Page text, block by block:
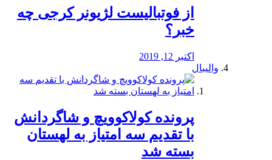
از فوتبالیست لژیونر کرجی چه
خبر؟
اکتبر 12, 2019
والیبال
پرونده کولاکوویچ و شاگردانش
با تقدیم سه امتیاز به لهستان
بسته شد